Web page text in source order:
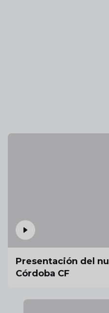
Presentación del
Córdoba CF